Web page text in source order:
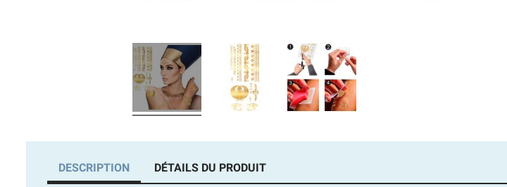
DESCRIPTION DÉTAILS DU PRODUIT